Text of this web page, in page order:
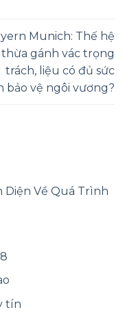
Munich: Thế hệ
thừa gánh vác trọng
trách, liệu có đủ sức
bảo vệ ngôi vương?
Diện Về Quá Trình
tín